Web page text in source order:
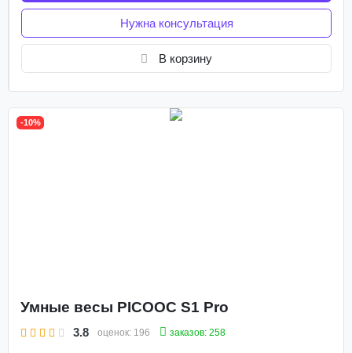
Нужна консультация
В корзину
-10%
Умные весы PICOOC S1 Pro
3.8 оценок: 196 заказов: 258